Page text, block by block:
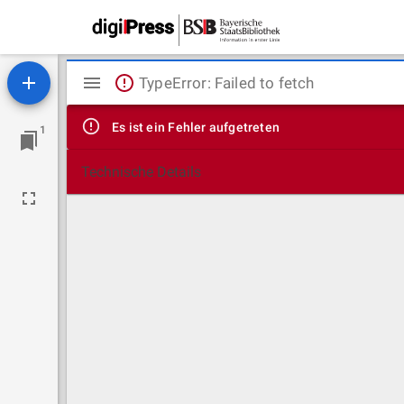
1
Mirador
Viewer
TypeError: Failed to fetch
Es ist ein Fehler aufgetreten
Technische Details